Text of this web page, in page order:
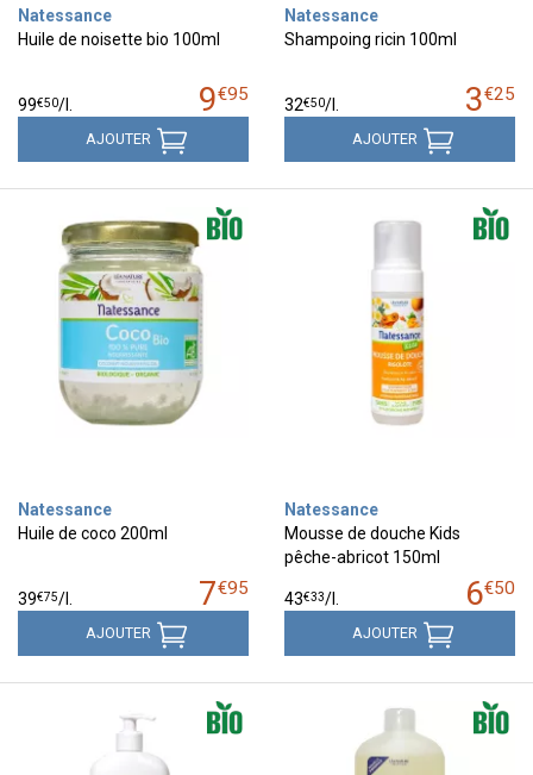
Natessance
Huile de noisette bio 100ml
9€95
99€50/
AJOUTER
Natessance
Shampoing ricin 100ml
3€25
32€50/
AJOUTER
Natessance
Huile de coco 200ml
7€95
39€75/
AJOUTER
Natessance
Mousse de douche Kids
pêche-abricot 150ml
6€50
43€33/
AJOUTER